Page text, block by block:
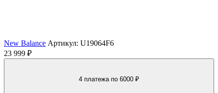
New Balance Артикул: U19064F6
23 999 ₽
4 платежа по 6000 ₽